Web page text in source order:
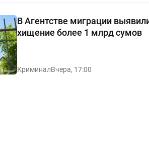
В Агентстве миграции
хищение более 1 млрд сумов
КриминалВчера, 17:00